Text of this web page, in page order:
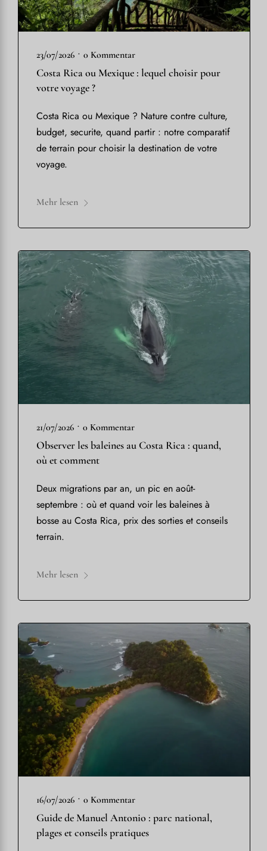
23/07/2026 • 0 Kommentar
Costa Rica ou Mexique : lequel choisir pour
votre voyage ?
Costa Rica ou Mexique ? Nature contre culture,
budget, securite, quand partir : notre comparatif
de terrain pour choisir la destination de votre
voyage.
Mehr lesen
21/07/2026 • 0 Kommentar
Observer les baleines au Costa Rica : quand,
où et comment
Deux migrations par an, un pic en août-
septembre : où et quand voir les baleines à
bosse au Costa Rica, prix des sorties et conseils
terrain.
Mehr lesen
16/07/2026 • 0 Kommentar
Guide de Manuel Antonio : parc national,
plages et conseils pratiques